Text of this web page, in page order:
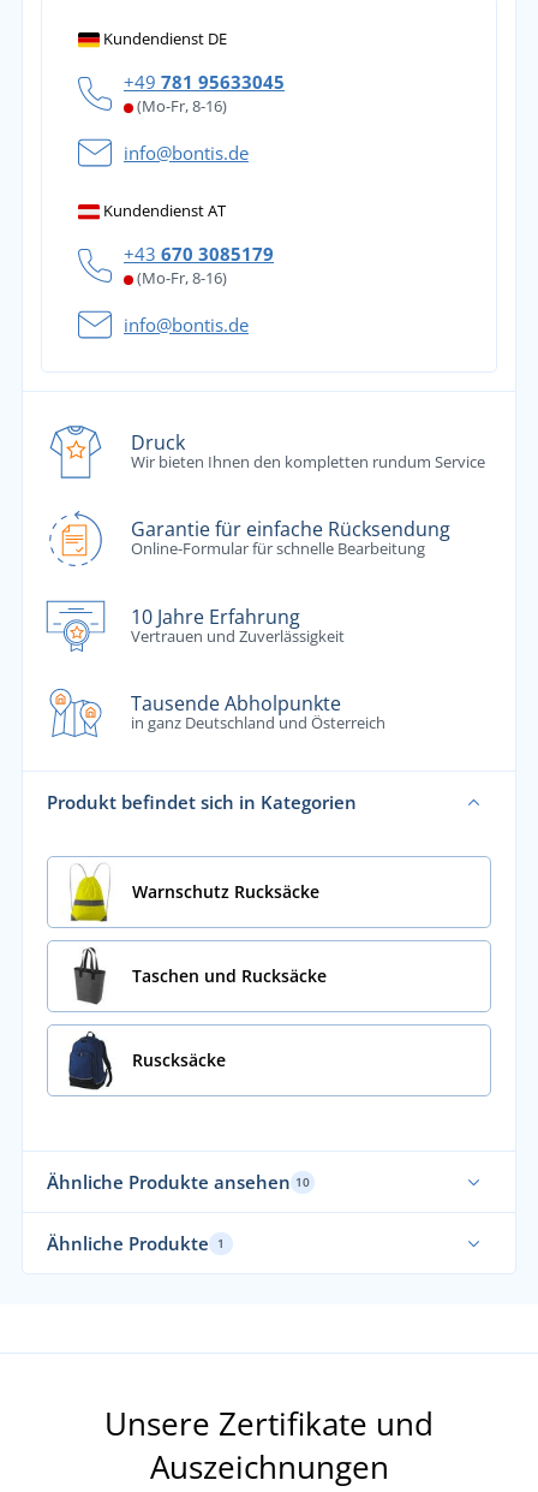
Kundendienst DE
+49 781 95633045
(Mo-Fr, 8-16)
info@bontis.de
Kundendienst AT
+43 670 3085179
(Mo-Fr, 8-16)
info@bontis.de
Druck
Wir bieten Ihnen den kompletten rundum Service
Garantie für einfache Rücksendung
Online-Formular für schnelle Bearbeitung
10 Jahre Erfahrung
Vertrauen und Zuverlässigkeit
Tausende Abholpunkte
in ganz Deutschland und Österreich
Produkt befindet sich in Kategorien
Warnschutz Rucksäcke
Taschen und Rucksäcke
Ruscksäcke
Ähnliche Produkte ansehen 10
Ähnliche Produkte 1
Unsere Zertifikate und
Auszeichnungen